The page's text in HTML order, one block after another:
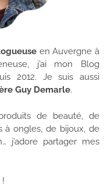
en Auvergne à
j’ai mon Blog
2012. Je suis aussi
Guy Demarle.
de beauté, de
à ongles, de bijoux, de
j’adore partager mes